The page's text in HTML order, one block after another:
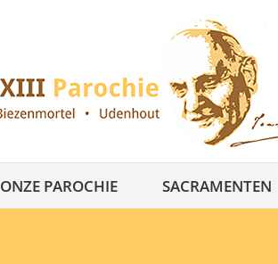
ONZE PAROCHIE SACRAMENTEN